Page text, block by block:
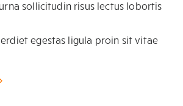
sollicitudin risus lectus lobortis
egestas ligula proin sit vitae